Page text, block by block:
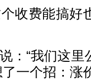
收费能搞好
：“我们这
一个招：涨